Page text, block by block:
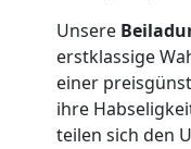
Unsere
erstklassige
einer
ihre
teilen sich den